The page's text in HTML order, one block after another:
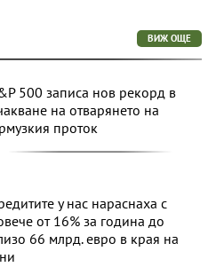
ВИЖ ОЩЕ
500 записа нов рекорд в
на отварянето на
проток
у нас нараснаха с
от 16% за година до
66 млрд. евро в края на